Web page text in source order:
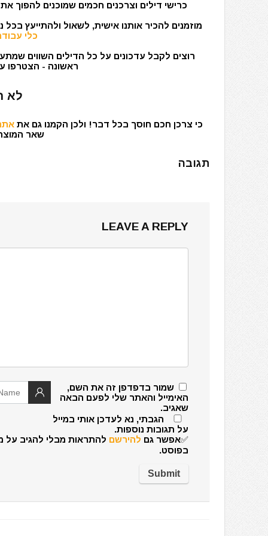
כרישי דילים וצרכנים חכמים שמוכנים להפוך
מוזמנים להכיר אותנו אישית, לשאול ולהתייעץ
כלי
רוצים לקבל עדכונים על כל הדילים השווים
ראשונה - הצטרפו
לא
כי צרכן חכם חוסך בכל דבר! ולכן הקמנו גם את
שאר
תגובה
LEAVE A REPLY
שמור בדפדפן זה את השם,
האימייל והאתר שלי לפעם הבאה
שאגיב.
הגבתי, נא לעדכן אותי במייל
על תגובות נוספות.
✅אפשר גם להירשם להתראות מבלי להגיב על
בפוסט.